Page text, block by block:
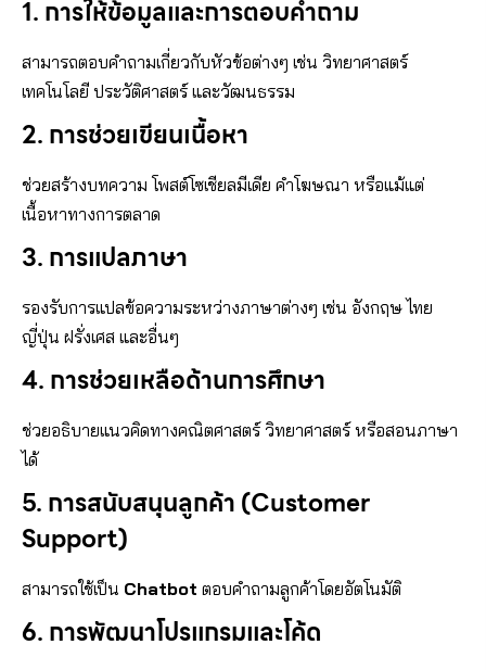
1.การให้ข้อมูลและการตอบคำถาม
สามารถตอบคำถามเกี่ยวกับหัวข้อต่างๆ เช่น วิทยาศาสตร์
เทคโนโลยี ประวัติศาสตร์ และวัฒนธรรม
2.การช่วยเขียนเนื้อหา
ช่วยสร้างบทความ โพสต์โซเชียลมีเดีย คำโฆษณา หรือแม้แต่
เนื้อหาทางการตลาด
3.การแปลภาษา
รองรับการแปลข้อความระหว่างภาษาต่างๆ เช่น อังกฤษ ไทย
ญี่ปุ่น ฝรั่งเศส และอื่นๆ
4.การช่วยเหลือด้านการศึกษา
ช่วยอธิบายแนวคิดทางคณิตศาสตร์ วิทยาศาสตร์ หรือสอนภาษา
ได้
5.การสนับสนุนลูกค้า (Customer
Support)
สามารถใช้เป็น Chatbot ตอบคำถามลูกค้าโดยอัตโนมัติ
6.การพัฒนาโปรแกรมและโค้ด